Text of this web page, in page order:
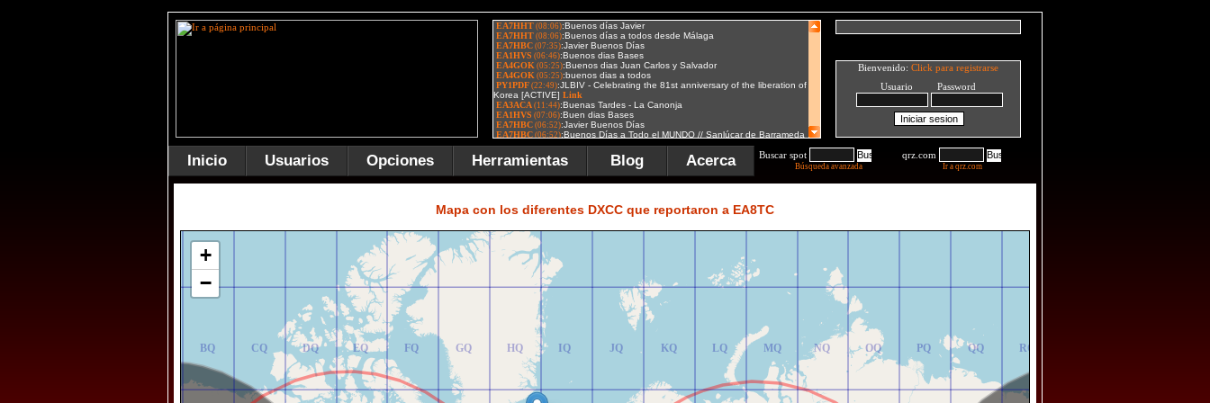
Bienvenido: Click para registrarse
Usuario Password
Inicio Usuarios Opciones Herramientas Blog Acerca Buscar spot
Búsqueda avanzada
qrz.com
Ir a qrz.com
Mapa con los diferentes DXCC que reportaron a EA8TC
BQ
BR
CQ
CR
DQ
DR
EQ
ER
FQ
FR
GQ
GR
HQ
HR
IQ
IR
JQ
JR
KQ
KR
LQ
LR
MQ
MR
NQ
NR
OQ
OR
PQ
PR
QQ
QR
RQ
RR
+
−